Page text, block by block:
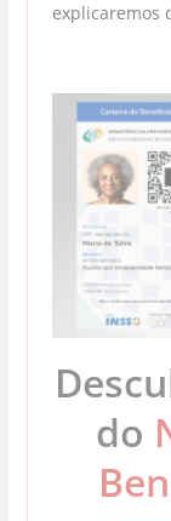
explicaremos
do